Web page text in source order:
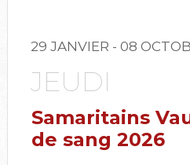
29 JANVIER - 08
JEUDI
Samaritains
de sang 2026